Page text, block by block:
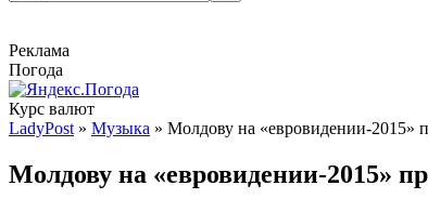
Реклама
Погода
Курс валют
LadyPost » Музыка » Молдову на «евровидении-2015»
Молдову на «евровидении-2015»